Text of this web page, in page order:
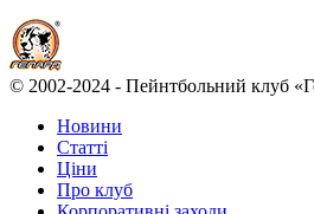
© 2002-2024 - Пейнтбольний клуб
Новини
Статті
Ціни
Про клуб